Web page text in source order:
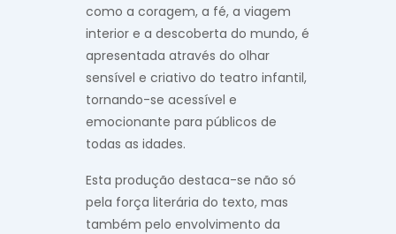
como a coragem, a fé, a viagem
interior e a descoberta do mundo, é
apresentada através do olhar
sensível e criativo do teatro infantil,
tornando-se acessível e
emocionante para públicos de
todas as idades.
Esta produção destaca-se não só
pela força literária do texto, mas
também pelo envolvimento da